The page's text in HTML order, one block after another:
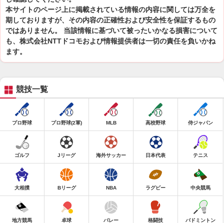
本サイトのページ上に掲載されている情報の内容に関しては万全を
期しておりますが、その内容の正確性および安全性を保証するもの
ではありません。 当該情報に基づいて被ったいかなる損害について
も、株式会社NTTドコモおよび情報提供者は一切の責任を負いかね
ます。
競技一覧
プロ野球 プロ野球(2軍) MLB 高校野球 侍ジャパン
ゴルフ Jリーグ 海外サッカー 日本代表 テニス
大相撲 Bリーグ NBA ラグビー 中央競馬
地方競馬 卓球 バレー 格闘技 バドミントン